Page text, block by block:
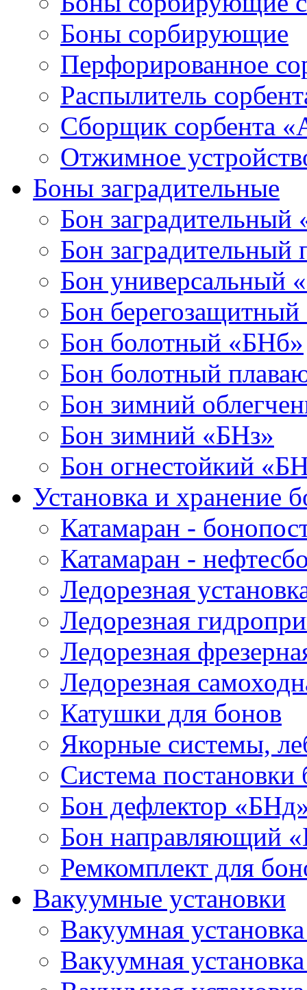
Боны сорбирующие
Перфорированное
Распылитель
Сборщик сорбента
Отжимное
Боны заградительные
Бон заградительный
Бон
Бон универсальный
Бон
Бон болотный «БНб»
Бон болотный
Бон зимний
Бон зимний «БНз»
Бон огнестойкий
Установка и хранение
Катамаран -
Катамаран -
Ледорезная
Ледорезная
Ледорезная
Ледорезная
Катушки для бонов
Якорные системы,
Система
Бон дефлектор
Бон направляющий
Ремкомплект для
Вакуумные установки
Вакуумная
Вакуумная